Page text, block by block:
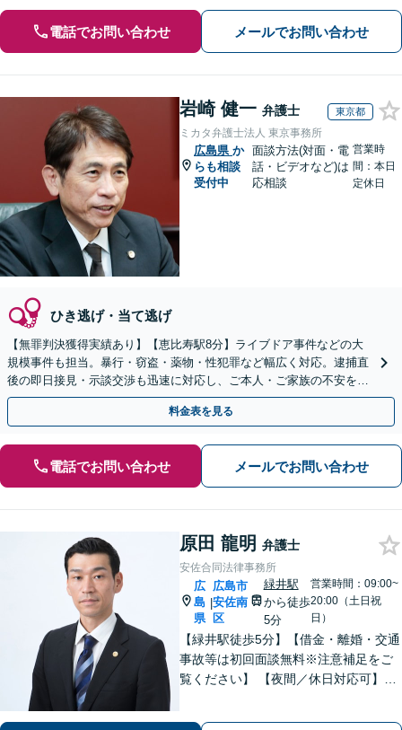
電話でお問い合わせ メールでお問い合わせ
岩崎 健一 弁護士 東京都
ミカタ弁護士法人 東京事務所
広島県 か
らも相談
受付中
面談方法(対面・電
話・ビデオなど)は
応相談
営業時
間：本日
定休日
ひき逃げ・当て逃げ
【無罪判決獲得実績あり】【恵比寿駅8分】ライブドア事件などの大
規模事件も担当。暴行・窃盗・薬物・性犯罪など幅広く対応。逮捕直
後の即日接見・示談交渉も迅速に対応し、ご本人・ご家族の不安を最
小限に抑えます。【初回相談可能】【WEB面談可能】
料金表を見る
電話でお問い合わせ メールでお問い合わせ
原田 龍明 弁護士
安佐合同法律事務所
広
島
県
|
広島市
安佐南
区
緑井駅
から徒歩
5分
営業時間：09:00~
20:00（土日祝
日）
【緑井駅徒歩5分】【借金・離婚・交通
事故等は初回面談無料※注意補足をご
覧ください】 【夜間／休日対応可】丁